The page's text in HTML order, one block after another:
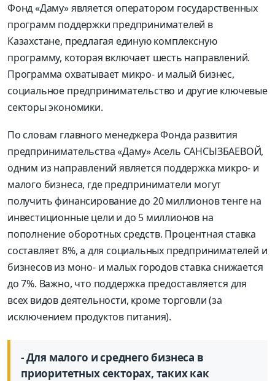
Фонд «Даму» является оператором государственных
программ поддержки предпринимателей в
Казахстане, предлагая единую комплексную
программу, которая включает шесть направлений.
Программа охватывает микро- и малый бизнес,
социальное предпринимательство и другие ключевые
секторы экономики.
По словам главного менеджера Фонда развития
предпринимательства «Даму» Асель САНСЫЗБАЕВОЙ,
одним из направлений является поддержка микро- и
малого бизнеса, где предприниматели могут
получить финансирование до 20 миллионов тенге на
инвестиционные цели и до 5 миллионов на
пополнение оборотных средств. Процентная ставка
составляет 8%, а для социальных предпринимателей и
бизнесов из моно- и малых городов ставка снижается
до 7%. Важно, что поддержка предоставляется для
всех видов деятельности, кроме торговли (за
исключением продуктов питания).
- Для малого и среднего бизнеса в
приоритетных секторах, таких как